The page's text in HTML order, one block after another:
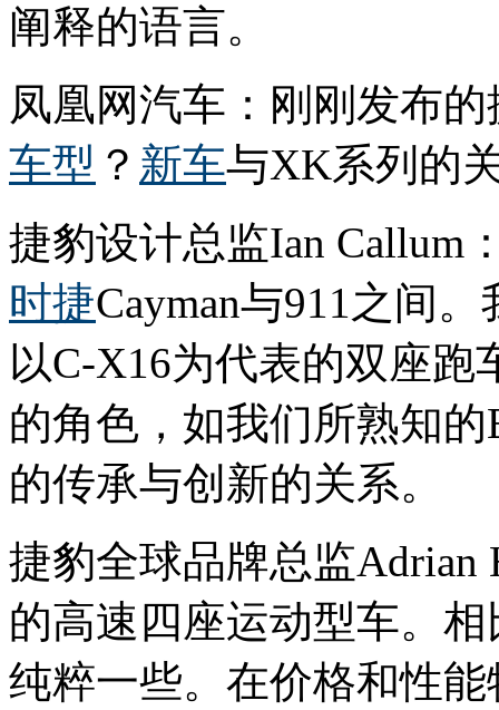
阐释的语言。
凤凰网汽车：刚刚发布
车型 ？ 新车与XK系列的
捷豹设计总监Ian Callum
时捷Cayman与911之间
以C-X16为代表的双座
的角色，如我们所熟知
的传承与创新的关系。
捷豹全球品牌总监Adrian
的高速四座运动型车。
纯粹一些。在价格和性